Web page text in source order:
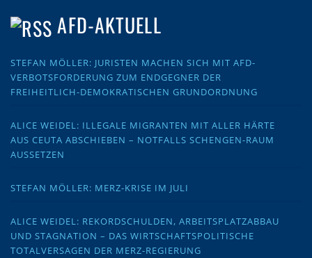
AFD-AKTUELL
STEFAN MÖLLER: JURISTEN MACHEN SICH MIT AFD-
VERBOTSFORDERUNG ZUM ENDGEGNER DER
FREIHEITLICH-DEMOKRATISCHEN GRUNDORDNUNG
ALICE WEIDEL: ILLEGALE MIGRANTEN MIT ALLER HÄRTE
AUS CEUTA ABSCHIEBEN – NOTFALLS SCHENGEN-RAUM
AUSSETZEN
STEFAN MÖLLER: MERZ-KRISE IM JULI
ALICE WEIDEL: REKORDSCHULDEN, ARBEITSPLATZABBAU
UND STAGNATION – DAS WIRTSCHAFTSPOLITISCHE
TOTALVERSAGEN DER MERZ-REGIERUNG